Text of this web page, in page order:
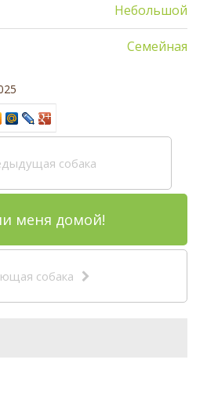
Небольшой
Семейная
собака
меня домой!
собака